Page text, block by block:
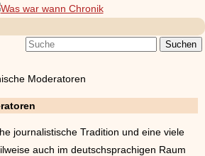
Moderatoren
journalistische Tradition und eine viele
auch im deutschsprachigen Raum